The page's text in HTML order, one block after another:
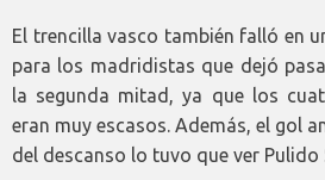
El trencilla vasco también falló en
para los madridistas que dejó
la segunda mitad, ya que los
eran muy escasos. Además, el gol
del descanso lo tuvo que ver Pulido